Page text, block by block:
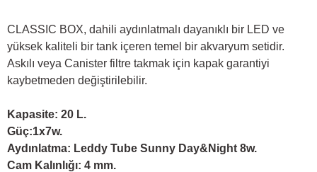
CLASSIC BOX, dahili aydınlatmalı dayanıklı bir LED ve
yüksek kaliteli bir tank içeren temel bir akvaryum setidir.
Askılı veya Canister filtre takmak için kapak garantiyi
kaybetmeden değiştirilebilir.
Kapasite: 20 L.
Güç:1x7w.
Aydınlatma: Leddy Tube Sunny Day&Night 8w.
Cam Kalınlığı: 4 mm.